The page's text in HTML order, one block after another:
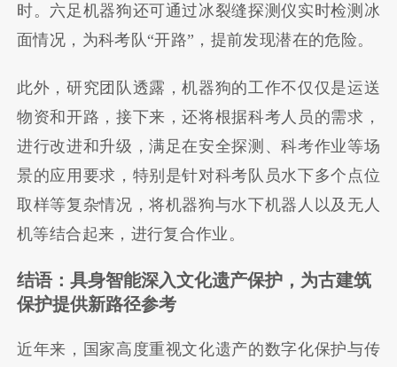
时。六足机器狗还可通过冰裂缝探测仪实时检测冰
面情况，为科考队“开路”，提前发现潜在的危险。
此外，研究团队透露，机器狗的工作不仅仅是运送
物资和开路，接下来，还将根据科考人员的需求，
进行改进和升级，满足在安全探测、科考作业等场
景的应用要求，特别是针对科考队员水下多个点位
取样等复杂情况，将机器狗与水下机器人以及无人
机等结合起来，进行复合作业。
结语：具身智能深入文化遗产保护，为古建筑
保护提供新路径参考
近年来，国家高度重视文化遗产的数字化保护与传